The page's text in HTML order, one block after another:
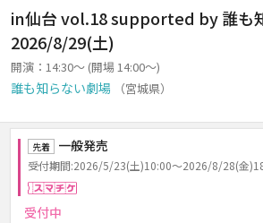
in仙台 vol.18 supported by 誰も
2026/8/29(土)
開演：14:30～ (開場 14:00～)
誰も知らない劇場 （宮城県）
先着 一般発売
受付期間:2026/5/23(土)10:00～2026/8/28(金
受付中